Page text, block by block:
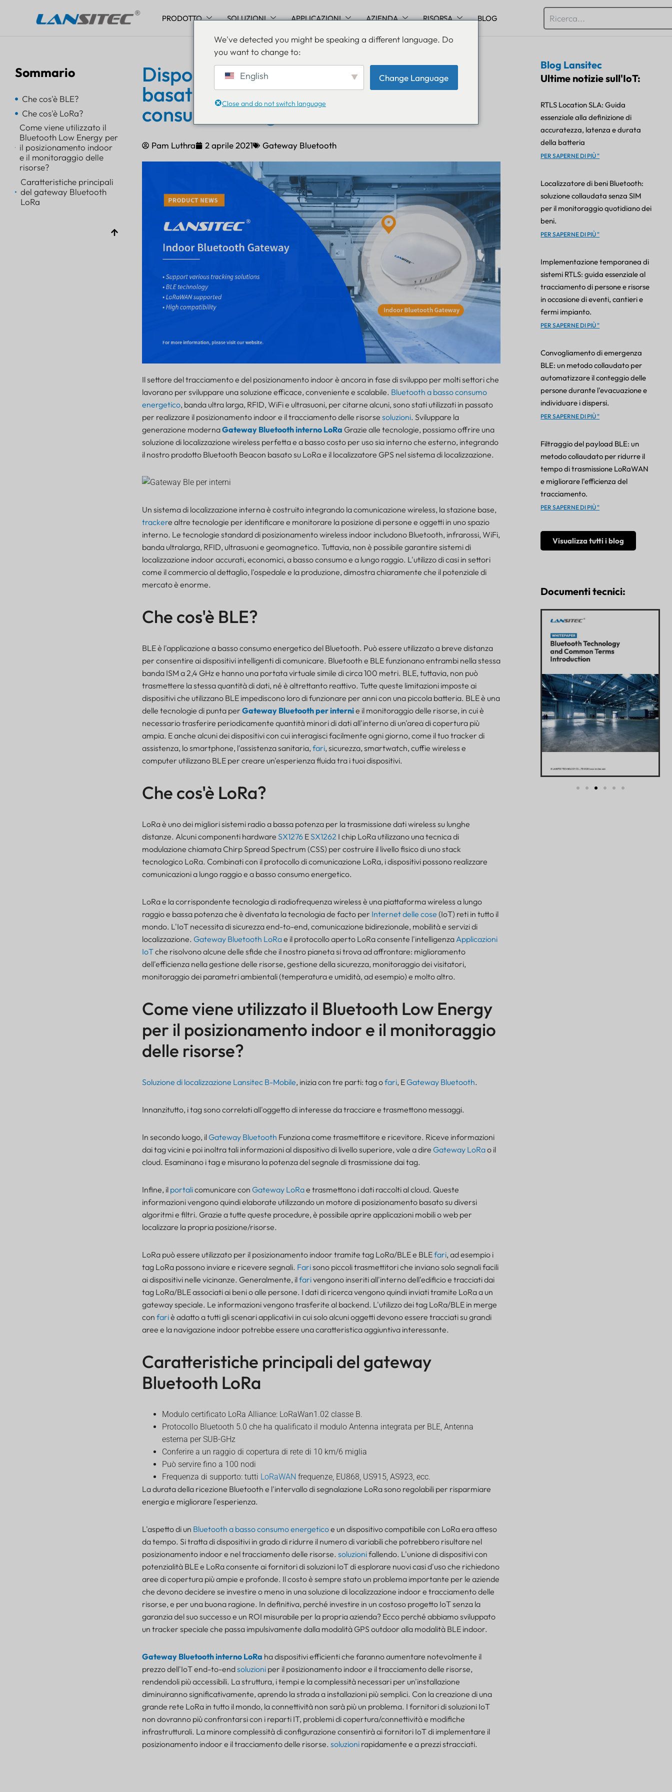
PRODOTTO SOLUZIONI APPLICAZIONI AZIENDA RISORSA BLOG
Sommario
Che cos'è BLE?
Che cos'è LoRa?
Come viene utilizzato il
Bluetooth Low Energy per
il posizionamento indoor
e il monitoraggio delle
risorse?
Caratteristiche principali
del gateway Bluetooth
LoRa
Dispositivi di localizzazione per interni
basati su LoRa e Bluetooth a basso
consumo energetico
Pam Luthra 2 aprile 2021 Gateway Bluetooth
Il settore del tracciamento e del posizionamento indoor è ancora in fase di sviluppo per molti settori che
lavorano per sviluppare una soluzione efficace, conveniente e scalabile. Bluetooth a basso consumo
energetico, banda ultra larga, RFID, WiFi e ultrasuoni, per citarne alcuni, sono stati utilizzati in passato
per realizzare il posizionamento indoor e il tracciamento delle risorse soluzioni. Sviluppare la
generazione modernaGateway Bluetooth interno LoRa Grazie alle tecnologie, possiamo offrire una
soluzione di localizzazione wireless perfetta e a basso costo per uso sia interno che esterno, integrando
il nostro prodotto Bluetooth Beacon basato su LoRa e il localizzatore GPS nel sistema di localizzazione.
Un sistema di localizzazione interna è costruito integrando la comunicazione wireless, la stazione base,
trackere altre tecnologie per identificare e monitorare la posizione di persone e oggetti in uno spazio
interno. Le tecnologie standard di posizionamento wireless indoor includono Bluetooth, infrarossi, WiFi,
banda ultralarga, RFID, ultrasuoni e geomagnetico. Tuttavia, non è possibile garantire sistemi di
localizzazione indoor accurati, economici, a basso consumo e a lungo raggio. L'utilizzo di casi in settori
come il commercio al dettaglio, l'ospedale e la produzione, dimostra chiaramente che il potenziale di
mercato è enorme.
Che cos'è BLE?
BLE è l'applicazione a basso consumo energetico del Bluetooth. Può essere utilizzato a breve distanza
per consentire ai dispositivi intelligenti di comunicare. Bluetooth e BLE funzionano entrambi nella stessa
banda ISM a 2,4 GHz e hanno una portata virtuale simile di circa 100 metri. BLE, tuttavia, non può
trasmettere la stessa quantità di dati, né è altrettanto reattivo. Tutte queste limitazioni imposte ai
dispositivi che utilizzano BLE impediscono loro di funzionare per anni con una piccola batteria. BLE è una
delle tecnologie di punta per Gateway Bluetooth per internie il monitoraggio delle risorse, in cui è
necessario trasferire periodicamente quantità minori di dati all'interno di un'area di copertura più
ampia. E anche alcuni dei dispositivi con cui interagisci facilmente ogni giorno, come il tuo tracker di
assistenza, lo smartphone, l'assistenza sanitaria, fari, sicurezza, smartwatch, cuffie wireless e
computer utilizzano BLE per creare un'esperienza fluida tra i tuoi dispositivi.
Che cos'è LoRa?
LoRa è uno dei migliori sistemi radio a bassa potenza per la trasmissione dati wireless su lunghe
distanze. Alcuni componenti hardware SX1276ESX1262 I chip LoRa utilizzano una tecnica di
modulazione chiamata Chirp Spread Spectrum (CSS) per costruire il livello fisico di uno stack
tecnologico LoRa. Combinati con il protocollo di comunicazione LoRa, i dispositivi possono realizzare
comunicazioni a lungo raggio e a basso consumo energetico.
LoRa e la corrispondente tecnologia di radiofrequenza wireless è una piattaforma wireless a lungo
raggio e bassa potenza che è diventata la tecnologia de facto per Internet delle cose (IoT) reti in tutto il
mondo. L'IoT necessita di sicurezza end-to-end, comunicazione bidirezionale, mobilità e servizi di
localizzazione. Gateway Bluetooth LoRae il protocollo aperto LoRa consente l'intelligenza Applicazioni
IoTche risolvono alcune delle sfide che il nostro pianeta si trova ad affrontare: miglioramento
dell'efficienza nella gestione delle risorse, gestione della sicurezza, monitoraggio dei visitatori,
monitoraggio dei parametri ambientali (temperatura e umidità, ad esempio) e molto altro.
Come viene utilizzato il Bluetooth Low Energy
per il posizionamento indoor e il monitoraggio
delle risorse?
Soluzione di localizzazione Lansitec B-Mobile, inizia con tre parti: tag ofari, EGateway Bluetooth.
Innanzitutto, i tag sono correlati all'oggetto di interesse da tracciare e trasmettono messaggi.
In secondo luogo, ilGateway Bluetooth Funziona come trasmettitore e ricevitore. Riceve informazioni
dai tag vicini e poi inoltra tali informazioni al dispositivo di livello superiore, vale a dire Gateway LoRao il
cloud. Esaminano i tag e misurano la potenza del segnale di trasmissione dai tag.
Infine, il portalicomunicare con Gateway LoRae trasmettono i dati raccolti al cloud. Queste
informazioni vengono quindi elaborate utilizzando un motore di posizionamento basato su diversi
algoritmi e filtri. Grazie a tutte queste procedure, è possibile aprire applicazioni mobili o web per
localizzare la propria posizione/risorse.
LoRa può essere utilizzato per il posizionamento indoor tramite tag LoRa/BLE e BLEfari, ad esempio i
tag LoRa possono inviare e ricevere segnali. Farisono piccoli trasmettitori che inviano solo segnali facili
ai dispositivi nelle vicinanze. Generalmente, ilfarivengono inseriti all'interno dell'edificio e tracciati dai
tag LoRa/BLE associati ai beni o alle persone. I dati di ricerca vengono quindi inviati tramite LoRa a un
gateway speciale. Le informazioni vengono trasferite al backend. L'utilizzo dei tag LoRa/BLE in merge
con fariè adatto a tutti gli scenari applicativi in cui solo alcuni oggetti devono essere tracciati su grandi
aree e la navigazione indoor potrebbe essere una caratteristica aggiuntiva interessante.
Caratteristiche principali del gateway
Bluetooth LoRa
Modulo certificato LoRa Alliance: LoRaWan1.02 classe B.
Protocollo Bluetooth 5.0 che ha qualificato il modulo Antenna integrata per BLE, Antenna
esterna per SUB-GHz
Conferire a un raggio di copertura di rete di 10 km/6 miglia
Può servire fino a 100 nodi
Frequenza di supporto: tutti LoRaWAN frequenze, EU868, US915, AS923, ecc.
La durata della ricezione Bluetooth e l'intervallo di segnalazione LoRa sono regolabili per risparmiare
energia e migliorare l'esperienza.
L'aspetto di un Bluetooth a basso consumo energeticoe un dispositivo compatibile con LoRa era atteso
da tempo. Si tratta di dispositivi in grado di ridurre il numero di variabili che potrebbero risultare nel
posizionamento indoor e nel tracciamento delle risorse. soluzionifallendo. L'unione di dispositivi con
potenzialità BLE e LoRa consente ai fornitori di soluzioni IoT di esplorare nuovi casi d'uso che richiedono
aree di copertura più ampie e profonde. Il costo è sempre stato un problema importante per le aziende
che devono decidere se investire o meno in una soluzione di localizzazione indoor e tracciamento delle
risorse, e per una buona ragione. In definitiva, perché investire in un costoso progetto IoT senza la
garanzia del suo successo e un ROI misurabile per la propria azienda? Ecco perché abbiamo sviluppato
un tracker speciale che passa impulsivamente dalla modalità GPS outdoor alla modalità BLE indoor.
Gateway Bluetooth interno LoRa ha dispositivi efficienti che faranno aumentare notevolmente il
prezzo dell'IoT end-to-endsoluzioniper il posizionamento indoor e il tracciamento delle risorse,
rendendoli più accessibili. La struttura, i tempi e la complessità necessari per un'installazione
diminuiranno significativamente, aprendo la strada a installazioni più semplici. Con la creazione di una
grande rete LoRa in tutto il mondo, la connettività non sarà più un problema. I fornitori di soluzioni IoT
non dovranno più confrontarsi con i reparti IT, problemi di copertura/connettività e modifiche
infrastrutturali. La minore complessità di configurazione consentirà ai fornitori IoT di implementare il
posizionamento indoor e il tracciamento delle risorse. soluzionirapidamente e a prezzi stracciati.
Blog Lansitec
Ultime notizie sull'IoT:
RTLS Location SLA: Guida
essenziale alla definizione di
accuratezza, latenza e durata
della batteria
PER SAPERNE DI PIÙ "
Localizzatore di beni Bluetooth:
soluzione collaudata senza SIM
per il monitoraggio quotidiano dei
beni.
PER SAPERNE DI PIÙ "
Implementazione temporanea di
sistemi RTLS: guida essenziale al
tracciamento di persone e risorse
in occasione di eventi, cantieri e
fermi impianto.
PER SAPERNE DI PIÙ "
Convogliamento di emergenza
BLE: un metodo collaudato per
automatizzare il conteggio delle
persone durante l'evacuazione e
individuare i dispersi.
PER SAPERNE DI PIÙ "
Filtraggio del payload BLE: un
metodo collaudato per ridurre il
tempo di trasmissione LoRaWAN
e migliorare l'efficienza del
tracciamento.
PER SAPERNE DI PIÙ "
Visualizza tutti i blog
Documenti tecnici:
We've detected you might be speaking a different language. Do
you want to change to:
English Change Language
Close and do not switch language